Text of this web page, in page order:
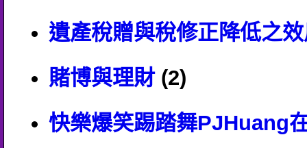
遺產稅贈與稅修正降低之
賭博與理財(2)
快樂爆笑踢踏舞PJHuang